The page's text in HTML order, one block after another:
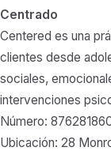
Centrado
Centered es una
clientes desde
sociales,
intervenciones
Número:
Ubicación: 28